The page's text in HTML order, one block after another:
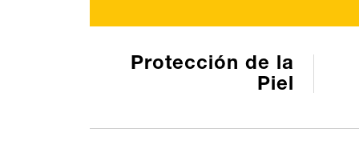
Protección de la
Piel